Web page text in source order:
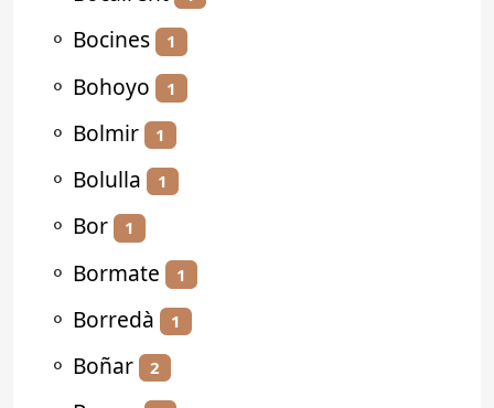
⚬ Bocines 1
⚬ Bohoyo 1
⚬ Bolmir 1
⚬ Bolulla 1
⚬ Bor 1
⚬ Bormate 1
⚬ Borredà 1
⚬ Boñar 2